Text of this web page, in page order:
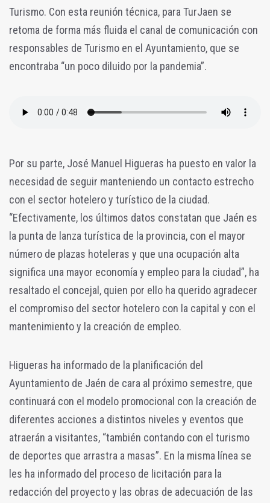
Turismo. Con esta reunión técnica, para TurJaen se
retoma de forma más fluida el canal de comunicación con
responsables de Turismo en el Ayuntamiento, que se
encontraba “un poco diluido por la pandemia”.
Por su parte, José Manuel Higueras ha puesto en valor la
necesidad de seguir manteniendo un contacto estrecho
con el sector hotelero y turístico de la ciudad.
“Efectivamente, los últimos datos constatan que Jaén es
la punta de lanza turística de la provincia, con el mayor
número de plazas hoteleras y que una ocupación alta
significa una mayor economía y empleo para la ciudad”, ha
resaltado el concejal, quien por ello ha querido agradecer
el compromiso del sector hotelero con la capital y con el
mantenimiento y la creación de empleo.
Higueras ha informado de la planificación del
Ayuntamiento de Jaén de cara al próximo semestre, que
continuará con el modelo promocional con la creación de
diferentes acciones a distintos niveles y eventos que
atraerán a visitantes, “también contando con el turismo
de deportes que arrastra a masas”. En la misma línea se
les ha informado del proceso de licitación para la
redacción del proyecto y las obras de adecuación de las